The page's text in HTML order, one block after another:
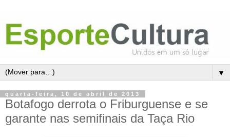
▼
quarta-feira, 10 de abril de 2013
Botafogo derrota o Friburguense e se
garante nas semifinais da Taça Rio